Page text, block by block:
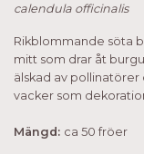
calendula officinalis
Rikblommande söta
mitt som drar åt
älskad av
vacker som
Mängd: ca 50 fröer